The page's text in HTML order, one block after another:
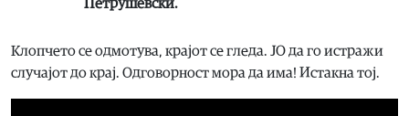
Петрушевски.
Клопчето се одмотува, крајот се гледа. ЈО да го истражи
случајот до крај. Одговорност мора да има! Истакна тој.